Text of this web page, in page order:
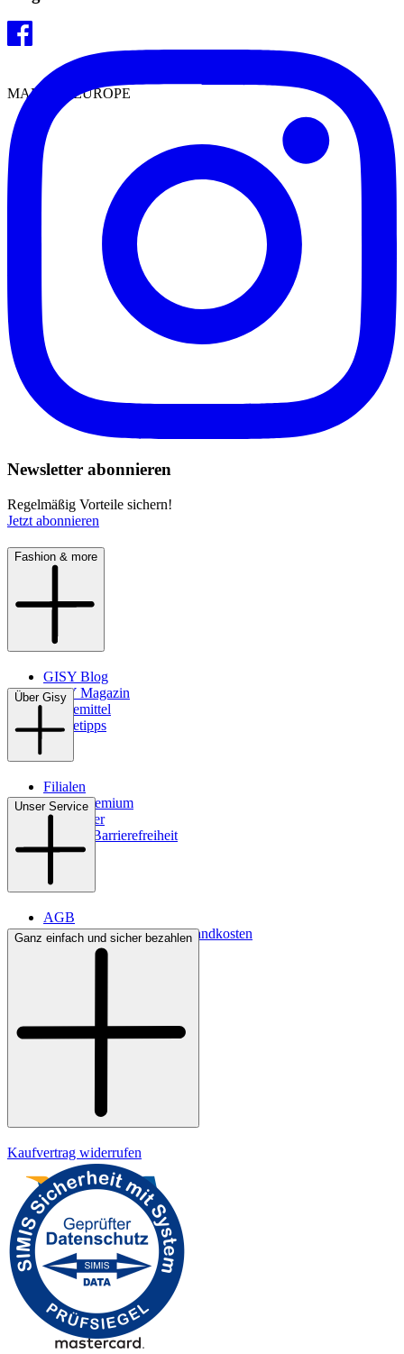
MADE IN EUROPE
Newsletter abonnieren
Regelmäßig Vorteile sichern!
Jetzt abonnieren
Fashion & more
GISY Blog
GISY Magazin
Pflegemittel
Pflegetipps
Über Gisy
Filialen
WMS-Premium
Newsletter
Digitale Barrierefreiheit
Unser Service
AGB
Lieferbedingungen & Versandkosten
Bezahlung
Ganz einfach und sicher bezahlen
Kaufvertrag widerrufen